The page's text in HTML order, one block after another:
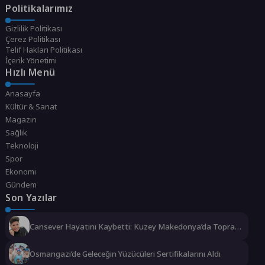
Politikalarımız
Gizlilik Politikası
Çerez Politikası
Telif Hakları Politikası
İçerik Yönetimi
Hızlı Menü
Anasayfa
Kültür & Sanat
Magazin
Sağlık
Teknoloji
Spor
Ekonomi
Gündem
Son Yazılar
Cansever Hayatını Kaybetti: Kuzey Makedonya’da Toprağa
Osmangazi’de Geleceğin Yüzücüleri Sertifikalarını Aldı